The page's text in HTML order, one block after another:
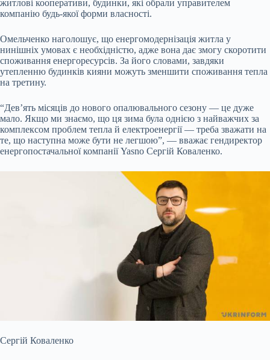
житлові кооперативи, будинки, які обрали управителем
компанію будь-якої форми власності.
Омельченко наголошує, що енергомодернізація житла у
нинішніх умовах є необхідністю, адже вона дає змогу скоротити
споживання енергоресурсів. За його словами, завдяки
утепленню будинків кияни можуть зменшити споживання тепла
на третину.
“Дев’ять місяців до нового опалювального сезону — це дуже
мало. Якщо ми знаємо, що ця зима була однією з найважчих за
комплексом проблем тепла й електроенергії — треба зважати на
те, що наступна може бути не легшою”, — вважає гендиректор
енергопостачальної компанії Yasno Сергій Коваленко.
Сергій Коваленко